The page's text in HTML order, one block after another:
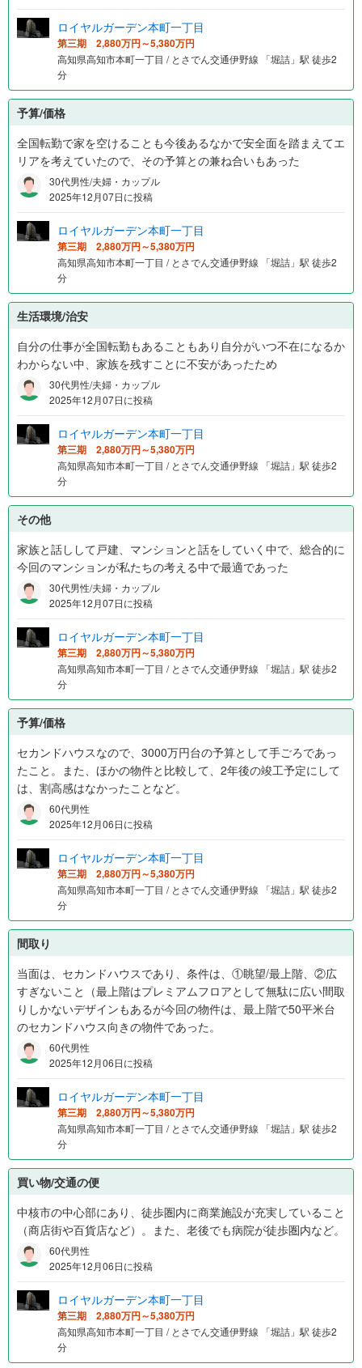
ロイヤルガーデン本町一丁目
第三期 2,880万円～5,380万円
高知県高知市本町一丁目 / とさでん交通伊野線 「堀詰」駅 徒歩2
分
予算/価格
全国転勤で家を空けることも今後あるなかで安全面を踏まえてエ
リアを考えていたので、その予算との兼ね合いもあった
30代男性/夫婦・カップル
2025年12月07日に投稿
ロイヤルガーデン本町一丁目
第三期 2,880万円～5,380万円
高知県高知市本町一丁目 / とさでん交通伊野線 「堀詰」駅 徒歩2
分
生活環境/治安
自分の仕事が全国転勤もあることもあり自分がいつ不在になるか
わからない中、家族を残すことに不安があったため
30代男性/夫婦・カップル
2025年12月07日に投稿
ロイヤルガーデン本町一丁目
第三期 2,880万円～5,380万円
高知県高知市本町一丁目 / とさでん交通伊野線 「堀詰」駅 徒歩2
分
その他
家族と話しして戸建、マンションと話をしていく中で、総合的に
今回のマンションが私たちの考える中で最適であった
30代男性/夫婦・カップル
2025年12月07日に投稿
ロイヤルガーデン本町一丁目
第三期 2,880万円～5,380万円
高知県高知市本町一丁目 / とさでん交通伊野線 「堀詰」駅 徒歩2
分
予算/価格
セカンドハウスなので、3000万円台の予算として手ごろであっ
たこと。また、ほかの物件と比較して、2年後の竣工予定にして
は、割高感はなかったことなど。
60代男性
2025年12月06日に投稿
ロイヤルガーデン本町一丁目
第三期 2,880万円～5,380万円
高知県高知市本町一丁目 / とさでん交通伊野線 「堀詰」駅 徒歩2
分
間取り
当面は、セカンドハウスであり、条件は、①眺望/最上階、②広
すぎないこと（最上階はプレミアムフロアとして無駄に広い間取
りしかないデザインもあるが今回の物件は、最上階で50平米台
のセカンドハウス向きの物件であった。
60代男性
2025年12月06日に投稿
ロイヤルガーデン本町一丁目
第三期 2,880万円～5,380万円
高知県高知市本町一丁目 / とさでん交通伊野線 「堀詰」駅 徒歩2
分
買い物/交通の便
中核市の中心部にあり、徒歩圏内に商業施設が充実していること
（商店街や百貨店など）。また、老後でも病院が徒歩圏内など。
60代男性
2025年12月06日に投稿
ロイヤルガーデン本町一丁目
第三期 2,880万円～5,380万円
高知県高知市本町一丁目 / とさでん交通伊野線 「堀詰」駅 徒歩2
分